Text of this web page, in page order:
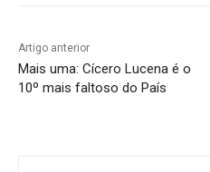
Artigo anterior
Mais uma: Cícero Lucena é o
10º mais faltoso do País